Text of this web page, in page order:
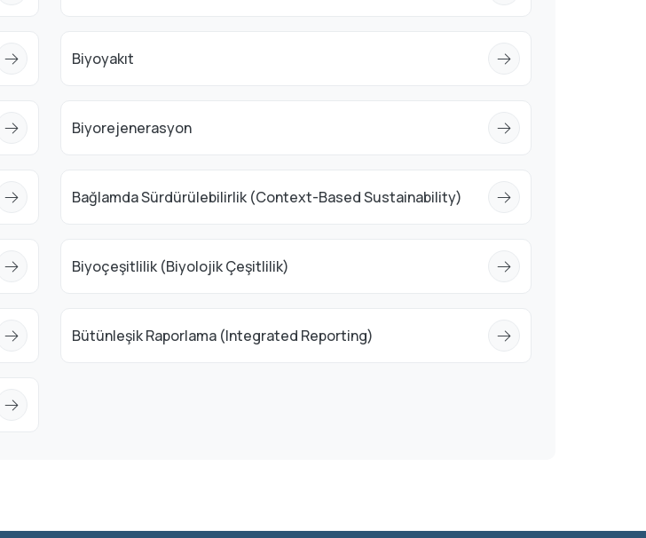
Biyoyakıt
Biyorejenerasyon
Bağlamda Sürdürülebilirlik (Context-Based Sustainability)
Biyoçeşitlilik (Biyolojik Çeşitlilik)
Bütünleşik Raporlama (Integrated Reporting)